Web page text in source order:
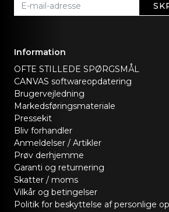
Information
OFTE STILLEDE SPØRGSMÅL
CANVAS softwareopdatering
Brugervejledning
Markedsføringsmateriale
Pressekit
Bliv forhandler
Anmeldelser / Artikler
Prøv derhjemme
Garanti og returnering
Skatter / moms
Vilkår og betingelser
Politik for beskyttelse af personlige